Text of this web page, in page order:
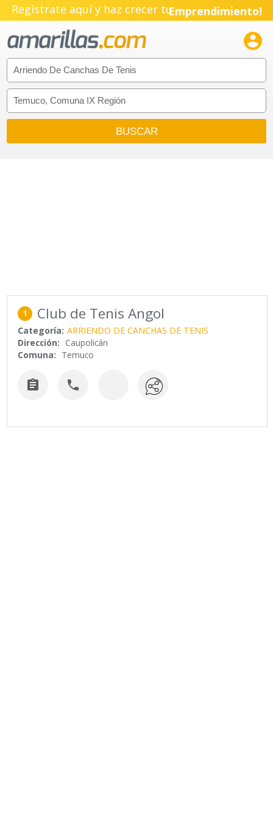
Regístrate aquí y haz crecer tuEmprendimiento!

1 Club de Tenis Angol
Categoría: ARRIENDO DE CANCHAS DE TENIS
Dirección: Caupolicán
Comuna: Temuco
 